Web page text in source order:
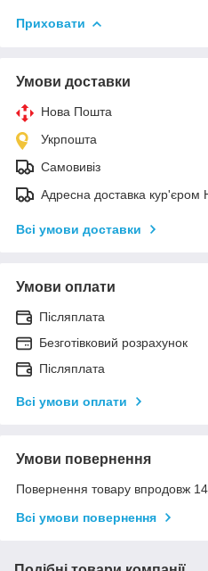
Приховати
Умови доставки
Нова Пошта
Укрпошта
Самовивіз
Адресна доставка кур'єром
Всі умови доставки
Умови оплати
Післяплата
Безготівковий розрахунок
Післяплата
Всі умови оплати
Умови повернення
Повернення товару впродовж
Всі умови повернення